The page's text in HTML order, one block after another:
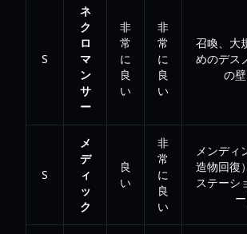
S
ネ
ク
ロ
マ
ン
サ
ー
非
常
に
良
い
非
常
に
良
い
召喚、大
めのデス
の壁
S
メ
デ
ィ
ッ
ク
良
い
非
常
に
良
い
メンディ
造物回復
ステーシ